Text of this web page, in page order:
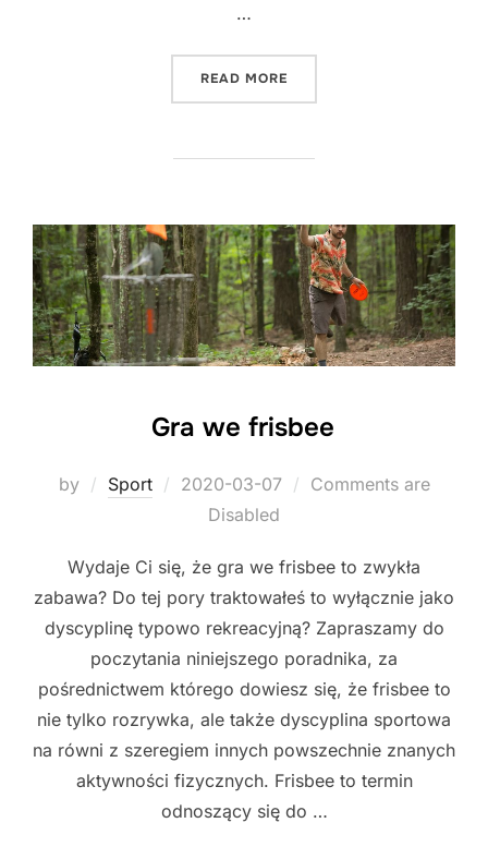
…
READ MORE
Gra we frisbee
by Sport
Posted
2020-03-07
Comments are
Disabled
Wydaje Ci się, że gra we frisbee to zwykła
zabawa? Do tej pory traktowałeś to wyłącznie jako
dyscyplinę typowo rekreacyjną? Zapraszamy do
poczytania niniejszego poradnika, za
pośrednictwem którego dowiesz się, że frisbee to
nie tylko rozrywka, ale także dyscyplina sportowa
na równi z szeregiem innych powszechnie znanych
aktywności fizycznych. Frisbee to termin
odnoszący się do …